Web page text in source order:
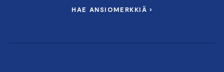
HAE ANSIOMERKKIÄ ›